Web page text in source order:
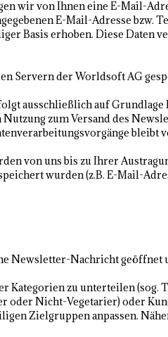
wir von Ihnen eine E-Mail-
E-Mail-Adresse bzw.
Basis erhoben. Diese Daten
Servern der Worldsoft AG
ausschließlich auf Grundlage
zum Versand des
bleibt
von uns bis zu Ihrer
wurden (z.B. E-Mail-
Newsletter-Nachricht geöffnet
zu unterteilen (sog.
oder Nicht-Vegetarier) oder
Zielgruppen anpassen.